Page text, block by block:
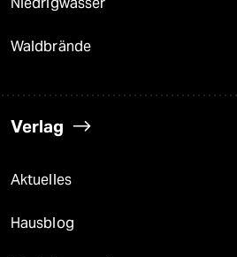
Niedrigwasser
Waldbrände
Verlag
Aktuelles
Hausblog